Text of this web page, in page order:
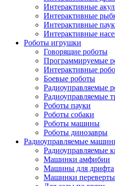
Интерактивные
Интерактивные
Интерактивные
Интерактивные
Роботы игрушки
Говорящие роботы
Программируемые
Интерактивные
Боевые роботы
Радиоуправляемые
Радиоуправляемые
Роботы пауки
Роботы собаки
Роботы машины
Роботы динозавры
Радиоуправляемые
Радиоуправляемые
Машинки амфибии
Машины для дрифта
Машинки